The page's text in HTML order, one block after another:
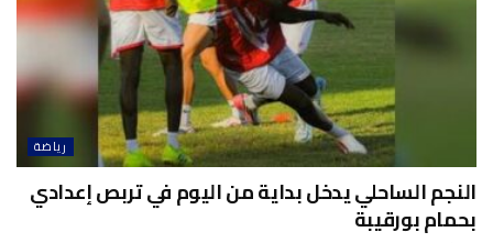
رياضة
النجم الساحلي يدخل بداية من اليوم في تربص إعدادي
بحمام بورقيبة